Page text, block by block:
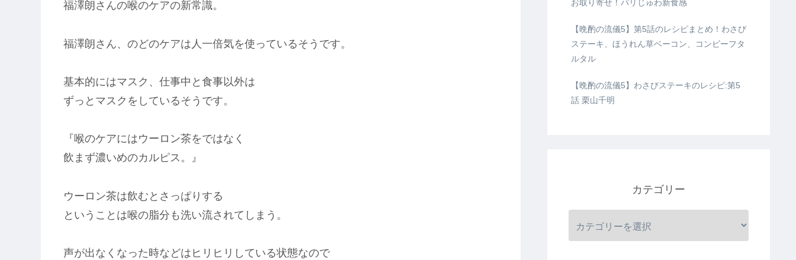
福澤朗さんの喉のケアの新常識。
福澤朗さん、のどのケアは人一倍気を使っているそうです。
基本的にはマスク、仕事中と食事以外は
ずっとマスクをしているそうです。
『喉のケアにはウーロン茶をではなく
飲まず濃いめのカルピス。』
ウーロン茶は飲むとさっぱりする
ということは喉の脂分も洗い流されてしまう。
声が出なくなった時などはヒリヒリしている状態なので
お取り寄せ！パリじゅわ新食感
【晩酌の流儀5】第5話のレシピまとめ！わさび
ステーキ、ほうれん草ベーコン、コンビーフタ
ルタル
【晩酌の流儀5】わさびステーキのレシピ:第5
話 栗山千明
カテゴリー